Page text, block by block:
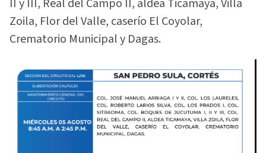
II y III, Real del Campo II, aldea Ticamaya, Villa
Zoila, Flor del Valle, caserío El Coyolar,
Crematorio Municipal y Dagas.